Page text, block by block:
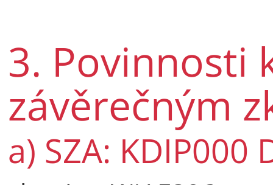
3. Povinnosti
závěrečným
a) SZA: